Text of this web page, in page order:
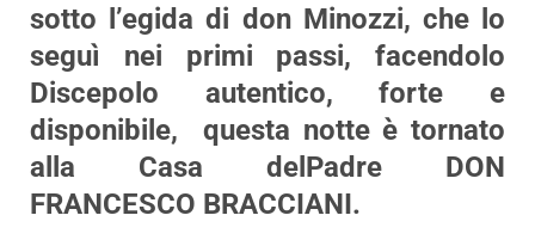
sotto l’egida di don Minozzi, che lo
seguì nei primi passi, facendolo
Discepolo autentico, forte e
disponibile, questa notte è tornato
alla Casa delPadre DON
FRANCESCO BRACCIANI.